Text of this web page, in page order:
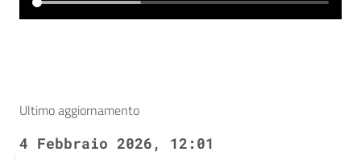
Ultimo aggiornamento
4 Febbraio 2026, 12:01